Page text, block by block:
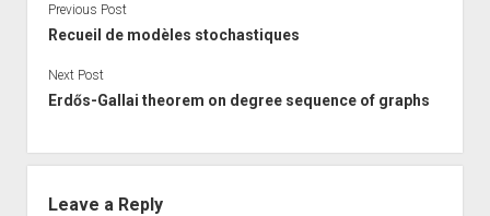
Previous Post
Recueil de modèles stochastiques
Next Post
Erdős-Gallai theorem on degree sequence of graphs
Leave a Reply